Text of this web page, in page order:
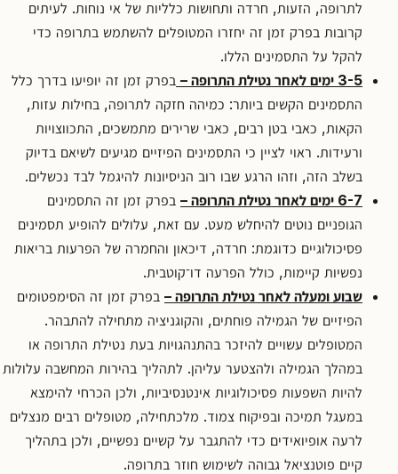
לתרופה, הזעות, חרדה ותחושות כלליות של אי נוחות. לעיתים
קרובות בפרק זמן זה יחזרו המטופלים להשתמש בתרופה כדי
להקל על התסמינים הללו.
3-5 ימים לאחר נטילת התרופה –
בפרק זמן זה יופיעו בדרך כלל
התסמינים הקשים ביותר: כמיהה חזקה לתרופה, בחילות עזות,
הקאות, כאבי בטן רבים, כאבי שרירים מתמשכים, התכווצויות
ורעידות. ראוי לציין כי התסמינים הפיזיים מגיעים לשיאם בדיוק
בשלב הזה, וזהו הרגע שבו רוב הניסיונות להיגמל לבד נכשלים.
6-7 ימים לאחר נטילת התרופה –
בפרק זמן זה התסמינים
הגופניים נוטים להיחלש מעט. עם זאת, עלולים להופיע תסמינים
פסיכולוגיים כדוגמת: חרדה, דיכאון והחמרה של הפרעות בריאות
נפשיות קיימות, כולל הפרעה דו־קוטבית.
שבוע ומעלה לאחר נטילת התרופה – בפרק זמן זה הסימפטומים
הפיזיים של הגמילה פוחתים, והקוגניציה מתחילה להתבהר.
המטופלים עשויים להיזכר בהתנהגויות בעת נטילת התרופה או
במהלך הגמילה ולהצטער עליהן. לתהליך בהירות המחשבה עלולות
להיות השפעות פסיכולוגיות אינטנסיביות, ולכן הכרחי להימצא
במעגל תמיכה ובפיקוח צמוד. מלכתחילה, מטופלים רבים מנצלים
לרעה אופיואידים כדי להתגבר על קשיים נפשיים, ולכן בתהליך
קיים פוטנציאל גבוהה לשימוש חוזר בתרופה.